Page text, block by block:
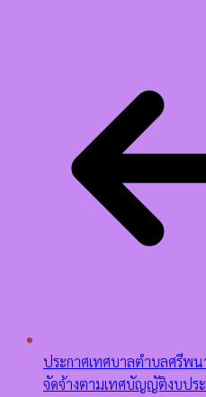
ประกาศเทศบาลตำบลศรีพน
จัดจ้างตามเทศบัญญัติงบปร